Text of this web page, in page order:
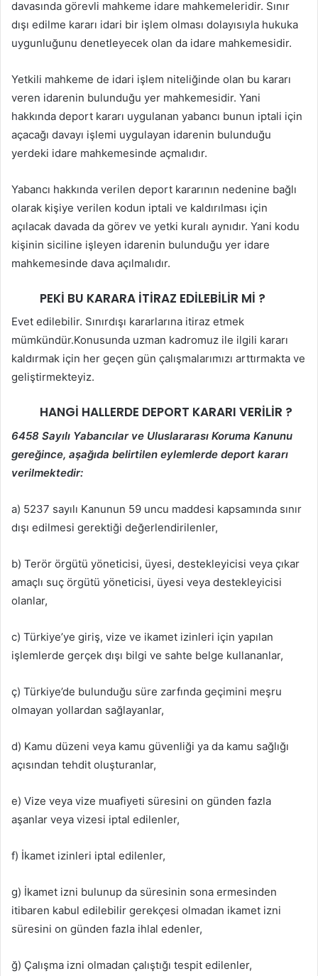
davasında görevli mahkeme idare mahkemeleridir. Sınır
dışı edilme kararı idari bir işlem olması dolayısıyla hukuka
uygunluğunu denetleyecek olan da idare mahkemesidir.
Yetkili mahkeme de idari işlem niteliğinde olan bu kararı
veren idarenin bulunduğu yer mahkemesidir. Yani
hakkında deport kararı uygulanan yabancı bunun iptali için
açacağı davayı işlemi uygulayan idarenin bulunduğu
yerdeki idare mahkemesinde açmalıdır.
Yabancı hakkında verilen deport kararının nedenine bağlı
olarak kişiye verilen kodun iptali ve kaldırılması için
açılacak davada da görev ve yetki kuralı aynıdır. Yani kodu
kişinin siciline işleyen idarenin bulunduğu yer idare
mahkemesinde dava açılmalıdır.
PEKİ BU KARARA İTİRAZ EDİLEBİLİR Mİ ?
Evet edilebilir. Sınırdışı kararlarına itiraz etmek
mümkündür.Konusunda uzman kadromuz ile ilgili kararı
kaldırmak için her geçen gün çalışmalarımızı arttırmakta ve
geliştirmekteyiz.
HANGİ HALLERDE DEPORT KARARI VERİLİR ?
6458 Sayılı Yabancılar ve Uluslararası Koruma Kanunu
gereğince, aşağıda belirtilen eylemlerde deport kararı
verilmektedir:
a) 5237 sayılı Kanunun 59 uncu maddesi kapsamında sınır
dışı edilmesi gerektiği değerlendirilenler,
b) Terör örgütü yöneticisi, üyesi, destekleyicisi veya çıkar
amaçlı suç örgütü yöneticisi, üyesi veya destekleyicisi
olanlar,
c) Türkiye’ye giriş, vize ve ikamet izinleri için yapılan
işlemlerde gerçek dışı bilgi ve sahte belge kullananlar,
ç) Türkiye’de bulunduğu süre zarfında geçimini meşru
olmayan yollardan sağlayanlar,
d) Kamu düzeni veya kamu güvenliği ya da kamu sağlığı
açısından tehdit oluşturanlar,
e) Vize veya vize muafiyeti süresini on günden fazla
aşanlar veya vizesi iptal edilenler,
f) İkamet izinleri iptal edilenler,
g) İkamet izni bulunup da süresinin sona ermesinden
itibaren kabul edilebilir gerekçesi olmadan ikamet izni
süresini on günden fazla ihlal edenler,
ğ) Çalışma izni olmadan çalıştığı tespit edilenler,